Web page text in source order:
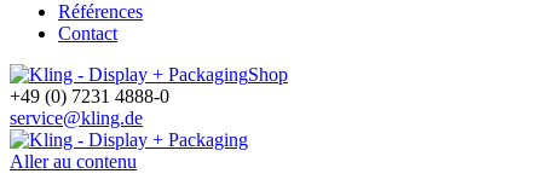
Références
Contact
Shop
+49 (0) 7231 4888-0
service@kling.de
Aller au contenu